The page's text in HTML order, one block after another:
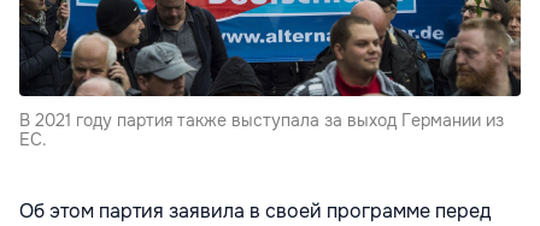
В 2021 году партия также выступала за выход Германии из
ЕС.
Об этом партия заявила в своей программе перед